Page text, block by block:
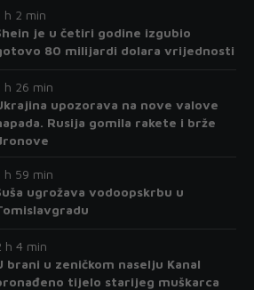
h 2 min
je u četiri godine izgubio
80 milijardi dolara vrijednosti
h 26 min
upozorava na nove valove
Rusija gomila rakete i brže
h 59 min
ugrožava vodoopskrbu u
h 4 min
brani u zeničkom naselju Kanal
tijelo starijeg muškarca